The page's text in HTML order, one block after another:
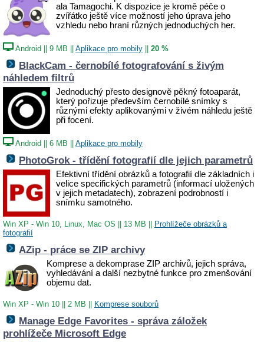
ala Tamagochi. K dispozice je kromě péče o
zvířátko ještě více možností jeho úprava jeho
vzhledu nebo hraní různých jednoduchých her.
Android 9 MB Aplikace pro mobily 20 %
BlackCam - černobílé fotografování s živým
náhledem filtrů
Jednoduchý přesto designově pěkný fotoaparát,
který pořizuje především černobílé snímky s
různými efekty aplikovanými v živém náhledu ještě
při focení.
Android 6 MB Aplikace pro mobily
PhotoGrok - třídění fotografií dle jejich parametrů
Efektivní třídění obrázků a fotografií dle základních i
velice specifických parametrů (informací uložených
v jejich metadatech), zobrazení podrobností i
snímku samotného.
Win XP - Win 10, Linux, Mac OS 13 MB
Prohlížeče obrázků a
fotografií
AZip - práce se ZIP archivy
Komprese a dekomprase ZIP archivů, jejich správa,
vyhledávání a další nezbytné funkce pro zmenšování
objemu dat.
Win XP - Win 10 2 MB Komprese souborů
Manage Edge Favorites - správa záložek
prohlížeče Microsoft Edge